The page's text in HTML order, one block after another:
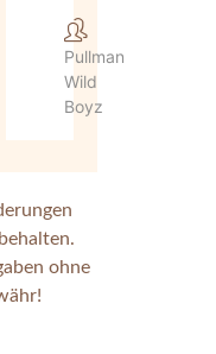
Pullman
Wild
Boyz
ohne